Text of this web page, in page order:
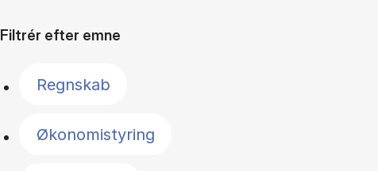
Filtrér efter emne
Regnskab
Økonomistyring